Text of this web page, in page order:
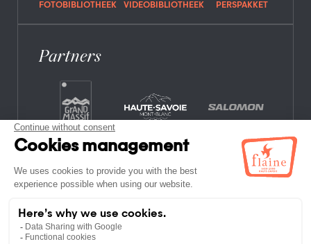
FOTOBIBLIOTHEEK VIDEOBIBLIOTHEEK PERSPAKKET
Partners
VEELGESTELDE VRAGEN